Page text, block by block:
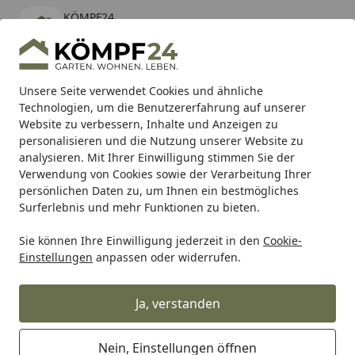
Unsere Seite verwendet Cookies und ähnliche
Technologien, um die Benutzererfahrung auf unserer
Website zu verbessern, Inhalte und Anzeigen zu
personalisieren und die Nutzung unserer Website zu
analysieren. Mit Ihrer Einwilligung stimmen Sie der
Verwendung von Cookies sowie der Verarbeitung Ihrer
persönlichen Daten zu, um Ihnen ein bestmögliches
Surferlebnis und mehr Funktionen zu bieten.
Sie können Ihre Einwilligung jederzeit in den Cookie-
Einstellungen anpassen oder widerrufen.
Ja, verstanden
Nein, Einstellungen öffnen
KÖMPF24
kostenlos - Im App Store
Hotline
Alle Produkte
Mein Konto
Suchen
Karibu Pools inkl. gratis Sandfilteranlage & Pool-
Starterset (Gesamtwert bis 468,99€)
Startseite
Zaun Sichtschutzzaun Holz Sichtschutz Zäune
T&J AALBORG-Serie Blumenkasten